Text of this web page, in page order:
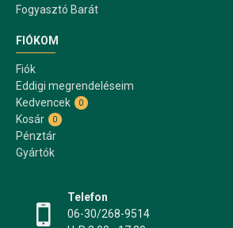
Fogyasztó Barát
FIÓKOM
Fiók
Eddigi megrendeléseim
Kedvencek
0
Kosár 0
Pénztár
Gyártók
Telefon
06-30/268-9514